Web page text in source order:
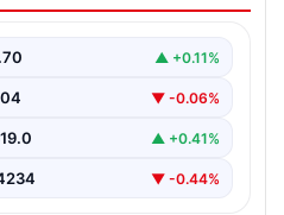
bir tanesi durumuna
▲ +0.11%
▼ -0.06%
▲ +0.41%
▼ -0.44%